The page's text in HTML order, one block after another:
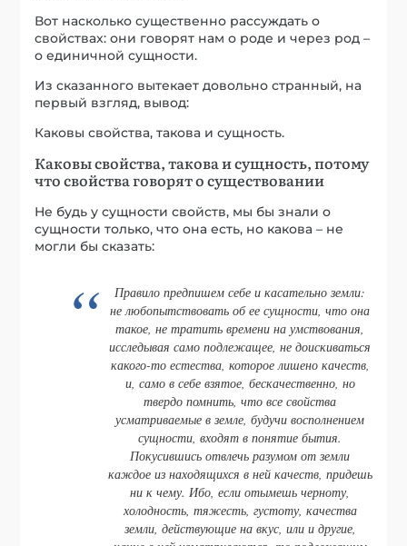
Вот насколько существенно рассуждать о
свойствах: они говорят нам о роде и через род –
о единичной сущности.
Из сказанного вытекает довольно странный, на
первый взгляд, вывод:
Каковы свойства, такова и сущность.
Каковы свойства, такова и сущность, потому
что свойства говорят о существовании
Не будь у сущности свойств, мы бы знали о
сущности только, что она есть, но какова – не
могли бы сказать:
Правило предпишем себе и касательно земли:
не любопытствовать об ее сущности, что она
такое, не тратить времени на умствования,
исследывая само подлежащее, не доискиваться
какого-то естества, которое лишено качеств,
и, само в себе взятое, бескачественно, но
твердо помнить, что все свойства
усматриваемые в земле, будучи восполнением
сущности, входят в понятие бытия.
Покусившись отвлечь разумом от земли
каждое из находящихся в ней качеств, придешь
ни к чему. Ибо, если отымешь черноту,
холодность, тяжесть, густоту, качества
земли, действующие на вкус, или и другие,